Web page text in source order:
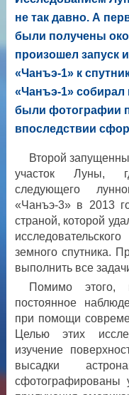
не так давно. А
были получены
произошел запуск
«Чанъэ-1» к
«Чанъэ-1»
были фотографии
впоследствии
Второй
участок Луны,
следующего
«Чанъэ-3» в 2013
страной, которой
земного спутника.
выполнить все
Помимо этого,
постоянное
при помощи
Целью этих
изучение
высадки
сфотографированы